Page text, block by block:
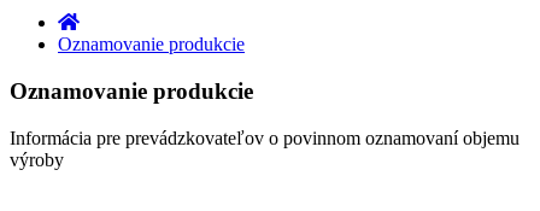
Oznamovanie produkcie
Oznamovanie produkcie
Informácia pre prevádzkovateľov o povinnom oznamovaní objemu
výroby